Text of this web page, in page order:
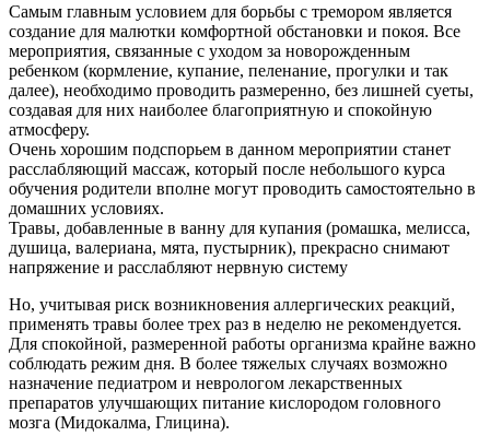
Самым главным условием для борьбы с тремором является
создание для малютки комфортной обстановки и покоя. Все
мероприятия, связанные с уходом за новорожденным
ребенком (кормление, купание, пеленание, прогулки и так
далее), необходимо проводить размеренно, без лишней суеты,
создавая для них наиболее благоприятную и спокойную
атмосферу.
Очень хорошим подспорьем в данном мероприятии станет
расслабляющий массаж, который после небольшого курса
обучения родители вполне могут проводить самостоятельно в
домашних условиях.
Травы, добавленные в ванну для купания (ромашка, мелисса,
душица, валериана, мята, пустырник), прекрасно снимают
напряжение и расслабляют нервную систему
Но, учитывая риск возникновения аллергических реакций,
применять травы более трех раз в неделю не рекомендуется.
Для спокойной, размеренной работы организма крайне важно
соблюдать режим дня. В более тяжелых случаях возможно
назначение педиатром и неврологом лекарственных
препаратов улучшающих питание кислородом головного
мозга (Мидокалма, Глицина).